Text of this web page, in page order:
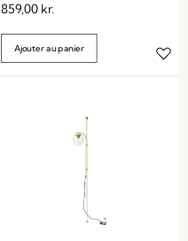
859,00 kr.
Ajouter au panier